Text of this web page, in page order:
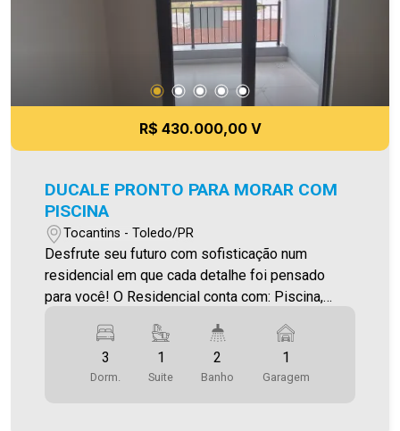
R$ 430.000,00 V
DUCALE PRONTO PARA MORAR COM
PISCINA
Tocantins - Toledo/PR
Desfrute seu futuro com sofisticação num
residencial em que cada detalhe foi pensado
para você! O Residencial conta com: Piscina,
Bem-Estar,Terraço, Quadra poliesportiva,
acadêmica, Salão de Festas, Espaço Gourmet
Quiosque I e II, Pergolado, Lounge, Espaço Kids,
3
Dorm.
1
Suite
2
Banho
1
Garagem